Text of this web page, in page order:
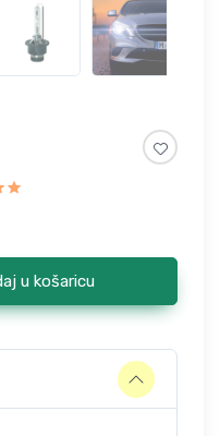
u košaricu